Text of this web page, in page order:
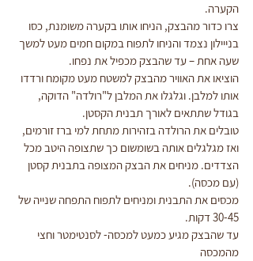
הקערה.
צרו כדור מהבצק, הניחו אותו בקערה משומנת, כסו
בנייילון נצמד והניחו לתפוח במקום חמים מעט למשך
שעה אחת – עד שהבצק מכפיל את נפחו.
הוציאו את האוויר מהבצק למשטח מעט מקומח ורדדו
אותו למלבן. וגלגלו את המלבן ל"רולדה" הדוקה,
בגודל שתתאים לאורך תבנית הקסטן.
טובלים את הרולדה בזהירות מתחת למי ברז זורמים,
ואז מגלגלים אותה בשומשום כך שתצופה היטב מכל
הצדדים. מניחים את הבצק המצופה בתבנית קסטן
(עם מכסה).
מכסים את התבנית ומניחים לתפוח התפחה שנייה של
30-45 דקות.
עד שהבצק מגיע כמעט למכסה- לסנטימטר וחצי
מהמכסה